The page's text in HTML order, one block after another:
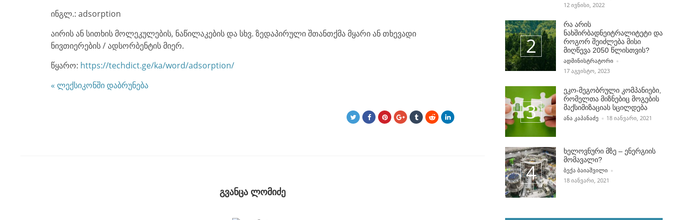
ინგლ.: adsorption
აირის ან სითხის მოლეკულების, ნაწილაკების და სხვ. ზედაპირული შთანთქმა მყარი ან თხევადი
ნივთიერების / ადსორბენტის მიერ.
წყარო: https://techdict.ge/ka/word/adsorption/
« ლექსიკონში დაბრუნება
გვანცა ლომიძე
12 ᲘᲕᲜᲘᲡᲘ, 2022
რა არის
ნახშირბადნეიტრალიტეტი და
როგორ შეიძლება მისი
მიღწევა 2050 წლისთვის?
POSTED BY
ᲐᲓᲛᲘᲜᲘᲡᲢᲠᲐᲢᲝᲠᲘ
17 ᲐᲒᲕᲘᲡᲢᲝ, 2023
ეკო-მეგობრული კომპანიები,
რომელთა მიზნებიც მოგების
მაქსიმიზაციას სცილდება
POSTED BY
ᲐᲜᲐ ᲙᲐᲞᲐᲜᲐᲫᲔ 18 ᲘᲐᲜᲕᲐᲠᲘ, 2021
ხელოვნური მზე – ენერგიის
მომავალი?
POSTED BY
ᲑᲔᲥᲐ ᲑᲐᲘᲐᲨᲕᲘᲚᲘ
18 ᲘᲐᲜᲕᲐᲠᲘ, 2021